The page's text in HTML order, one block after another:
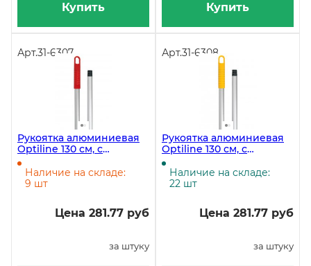
Купить Купить
Арт.31-6307
Рукоятка алюминиевая
Optiline 130 см, с
резьбой, красная
Наличие на складе:
9 шт
Цена 281.77 руб
за штуку
Арт.31-6308
Рукоятка алюминиевая
Optiline 130 см, с
резьбой, желтая
Наличие на складе:
22 шт
Цена 281.77 руб
за штуку